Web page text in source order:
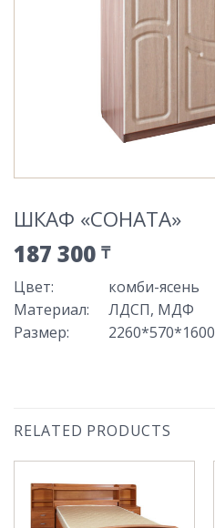
ШКАФ «СОНАТА»
187 300 ₸
Цвет:
комби-ясень
Материал:
ЛДСП, МДФ
Размер: 2260*570*1600
RELATED PRODUCTS